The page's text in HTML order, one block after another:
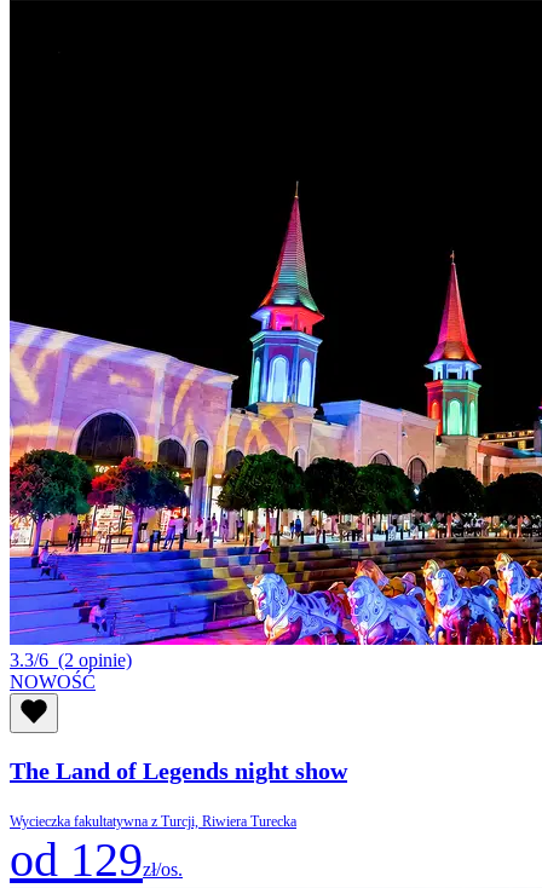
3.3/6 (2 opinie)
NOWOŚĆ
The Land of Legends night show
Wycieczka fakultatywna z Turcji, Riwiera Turecka
od 129zł/os.